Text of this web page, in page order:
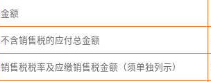
金额
不含销售税的应付总金额
销售税税率及应缴销售税金额（须单独列示）